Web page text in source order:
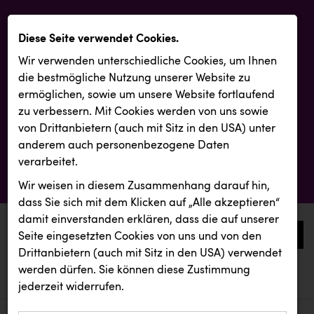
0
aktuelle aussendungen
aktuelle aussendungen
Diese Seite verwendet Cookies.
Wir verwenden unterschiedliche Cookies, um Ihnen
die best­mögliche Nutzung unserer Website zu
ermöglichen, sowie um unsere Website fortlaufend
zu verbessern. Mit Cookies werden von uns sowie
von Drittanbietern (auch mit Sitz in den USA) unter
anderem auch personenbezogene Daten
verarbeitet.
Wir weisen in diesem Zusammenhang darauf hin,
dass Sie sich mit dem Klicken auf „Alle akzeptieren“
damit ein­ver­standen erklären, dass die auf unserer
Seite eingesetzten Cookies von uns und von den
Drittanbietern (auch mit Sitz in den USA) verwendet
werden dürfen. Sie können diese Zustimmung
jederzeit widerrufen.